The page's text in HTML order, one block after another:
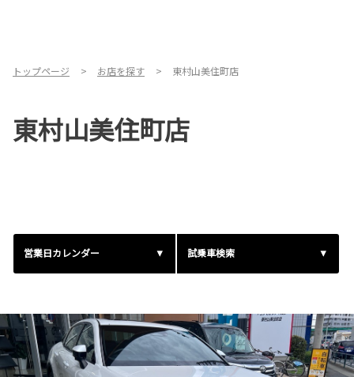
トップページ お店を探す 東村山美住町店
東村山美住町店
営業日カレンダー 試乗車検索